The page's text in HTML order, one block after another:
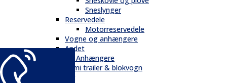
Sneslynger
Reservedele
Motorreservedele
Vogne og anhængere
Andet
Trailere / Anhængere
Semi trailer & blokvogn
Skovbrug